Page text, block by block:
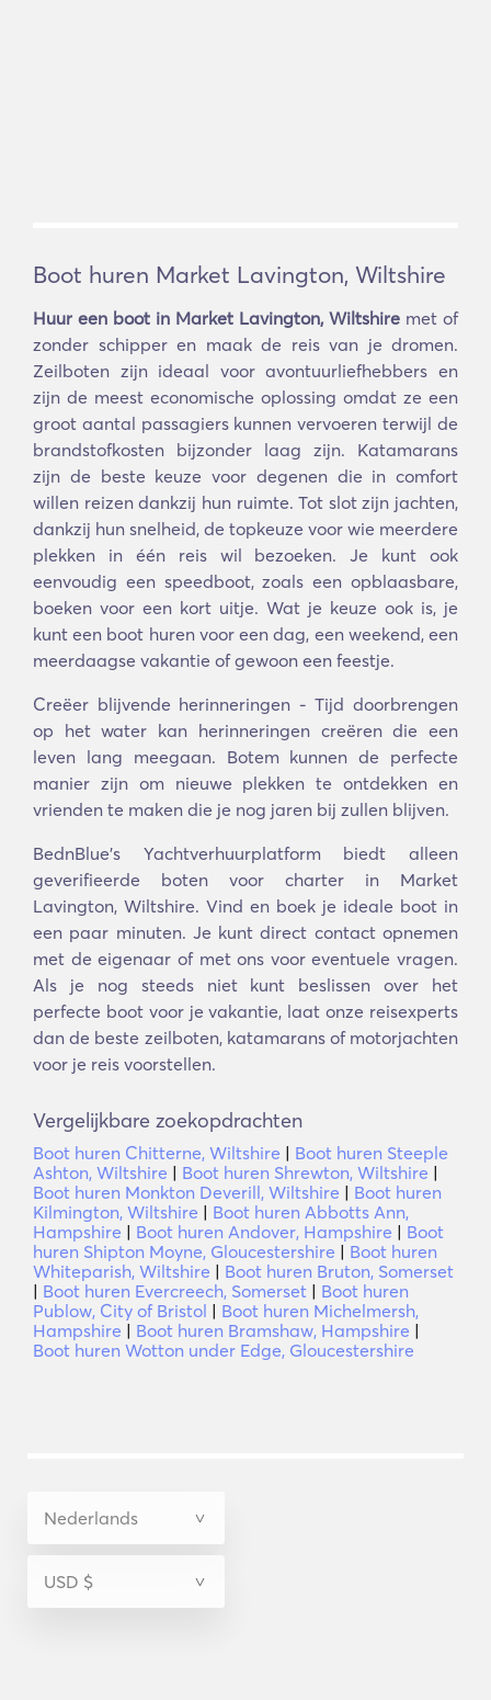
Boot huren Market Lavington, Wiltshire
Huur een boot in Market Lavington, Wiltshire met of
zonder schipper en maak de reis van je dromen.
Zeilboten zijn ideaal voor avontuurliefhebbers en
zijn de meest economische oplossing omdat ze een
groot aantal passagiers kunnen vervoeren terwijl de
brandstofkosten bijzonder laag zijn. Katamarans
zijn de beste keuze voor degenen die in comfort
willen reizen dankzij hun ruimte. Tot slot zijn jachten,
dankzij hun snelheid, de topkeuze voor wie meerdere
plekken in één reis wil bezoeken. Je kunt ook
eenvoudig een speedboot, zoals een opblaasbare,
boeken voor een kort uitje. Wat je keuze ook is, je
kunt een boot huren voor een dag, een weekend, een
meerdaagse vakantie of gewoon een feestje.
Creëer blijvende herinneringen - Tijd doorbrengen
op het water kan herinneringen creëren die een
leven lang meegaan. Botem kunnen de perfecte
manier zijn om nieuwe plekken te ontdekken en
vrienden te maken die je nog jaren bij zullen blijven.
BednBlue's Yachtverhuurplatform biedt alleen
geverifieerde boten voor charter in Market
Lavington, Wiltshire. Vind en boek je ideale boot in
een paar minuten. Je kunt direct contact opnemen
met de eigenaar of met ons voor eventuele vragen.
Als je nog steeds niet kunt beslissen over het
perfecte boot voor je vakantie, laat onze reisexperts
dan de beste zeilboten, katamarans of motorjachten
voor je reis voorstellen.
Vergelijkbare zoekopdrachten
Boot huren Chitterne, Wiltshire | Boot huren Steeple
Ashton, Wiltshire | Boot huren Shrewton, Wiltshire |
Boot huren Monkton Deverill, Wiltshire | Boot huren
Kilmington, Wiltshire | Boot huren Abbotts Ann,
Hampshire | Boot huren Andover, Hampshire | Boot
huren Shipton Moyne, Gloucestershire | Boot huren
Whiteparish, Wiltshire | Boot huren Bruton, Somerset
| Boot huren Evercreech, Somerset | Boot huren
Publow, City of Bristol | Boot huren Michelmersh,
Hampshire | Boot huren Bramshaw, Hampshire |
Boot huren Wotton under Edge, Gloucestershire